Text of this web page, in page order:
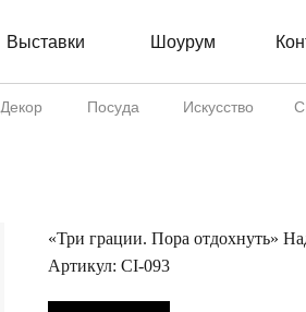
Выставки Шоурум
Искусство
Посуда
Декор
«Три грации. Пора отдохнуть»
Артикул: CI-093